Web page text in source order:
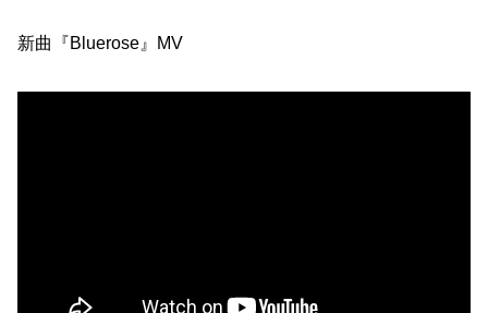
新曲『Bluerose』MV